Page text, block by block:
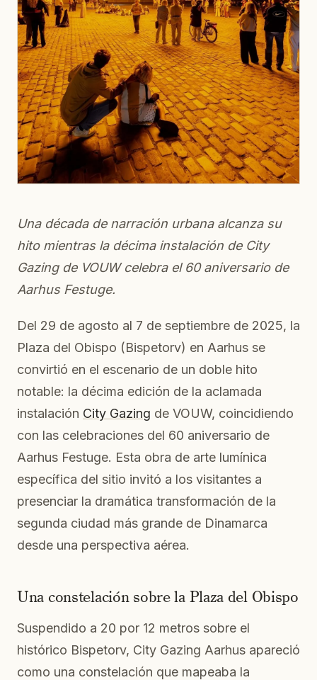
Una década de narración urbana alcanza su
hito mientras la décima instalación de City
Gazing de VOUW celebra el 60 aniversario de
Aarhus Festuge.
Del 29 de agosto al 7 de septiembre de 2025, la
Plaza del Obispo (Bispetorv) en Aarhus se
convirtió en el escenario de un doble hito
notable: la décima edición de la aclamada
instalación City Gazing de VOUW, coincidiendo
con las celebraciones del 60 aniversario de
Aarhus Festuge. Esta obra de arte lumínica
específica del sitio invitó a los visitantes a
presenciar la dramática transformación de la
segunda ciudad más grande de Dinamarca
desde una perspectiva aérea.
Una constelación sobre la Plaza del Obispo
Suspendido a 20 por 12 metros sobre el
histórico Bispetorv, City Gazing Aarhus apareció
como una constelación que mapeaba la